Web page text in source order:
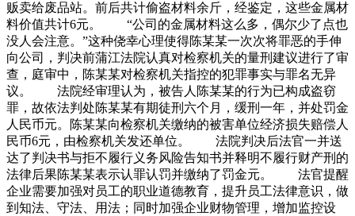
贩卖给废品站。前后共计偷盗材料余斤，经鉴定，这些金属材
料价值共计6元。 “公司的金属材料这么多，偶尔少了点也
没人会注意。”这种侥幸心理使得陈某某一次次将罪恶的手伸
向公司，判决前蒲江法院认真对检察机关的量刑建议进行了审
查，庭审中，陈某某对检察机关指控的犯罪事实与罪名无异
议。 法院经审理认为，被告人陈某某的行为已构成盗窃
罪，故依法判处陈某某有期徒刑六个月，缓刑一年，并处罚金
人民币元。陈某某向检察机关缴纳的被害单位经济损失赔偿人
民币6元，由检察机关发还单位。 法院判决后法官一并送
达了判决书与拒不履行义务风险告知书并释明不履行财产刑的
法律后果陈某某表示认罪认罚并缴纳了罚金元。 法官提醒
企业需要加强对员工的职业道德教育，提升员工法律意识，做
到知法、守法、用法；同时加强企业财物管理，增加监控设